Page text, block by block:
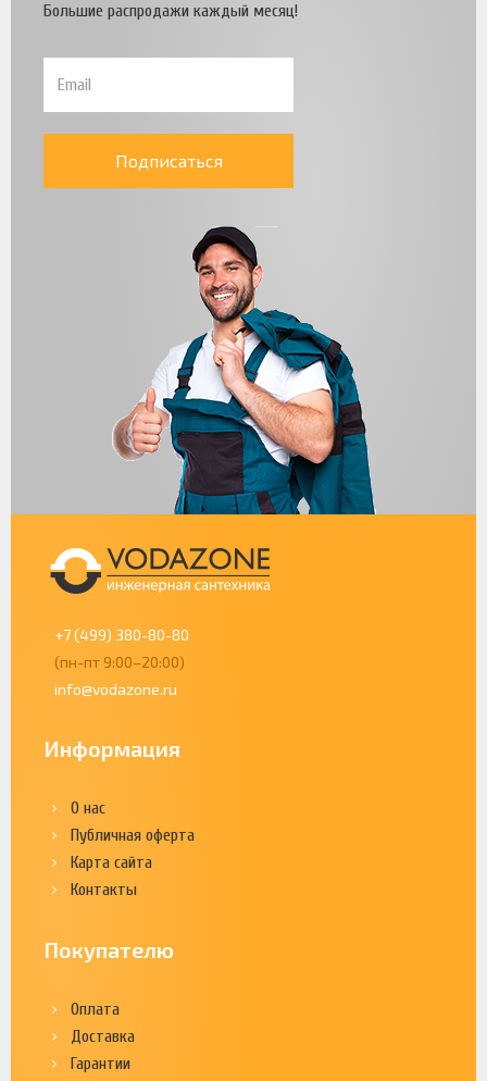
Большие распродажи каждый месяц!
Подписаться
+7 (499) 380-80-80
(пн-пт 9:00–20:00)
info@vodazone.ru
Информация
О нас
Публичная оферта
Карта сайта
Контакты
Покупателю
Оплата
Доставка
Гарантии